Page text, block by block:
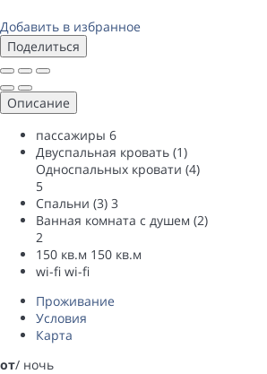
Добавить в избранное
Поделиться
Описание
пассажиры 6
Двуспальная кровать (1)
Односпальных кровати (4)
5
Спальни (3) 3
Ванная комната с душем (2)
2
150 кв.м 150 кв.м
wi-fi wi-fi
Проживание
Условия
Карта
от/ ночь